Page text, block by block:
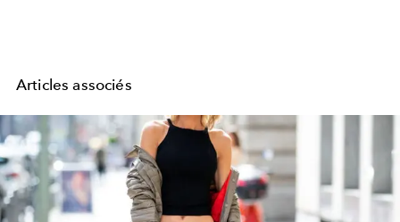
Articles associés